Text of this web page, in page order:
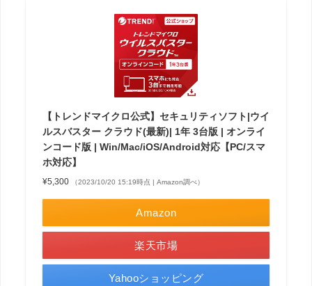
【トレンドマイクロ公式】セキュリティソフト|ウイ
ルスバスター クラウド(最新)| 1年 3台版 | オンライ
ンコード版 | Win/Mac/iOS/Android対応【PC/スマ
ホ対応】
¥5,300 （2023/10/20 15:19時点 | Amazon調べ）
Amazon
楽天市場
Yahooショッピング